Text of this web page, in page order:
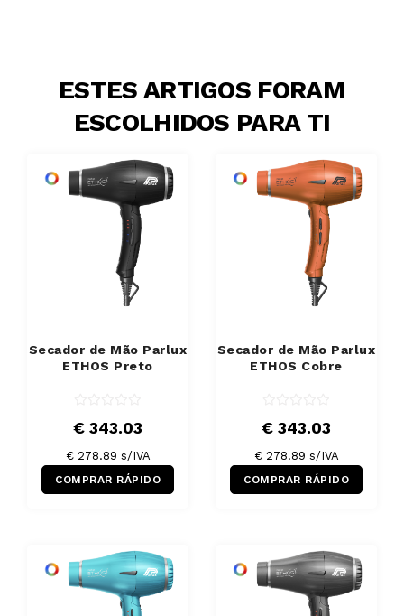
ESTES ARTIGOS FORAM
ESCOLHIDOS PARA TI
Secador de Mão Parlux
ETHOS Preto
€ 343.03
€ 278.89 s/IVA
COMPRAR RÁPIDO
Secador de Mão Parlux
ETHOS Cobre
€ 343.03
€ 278.89 s/IVA
COMPRAR RÁPIDO